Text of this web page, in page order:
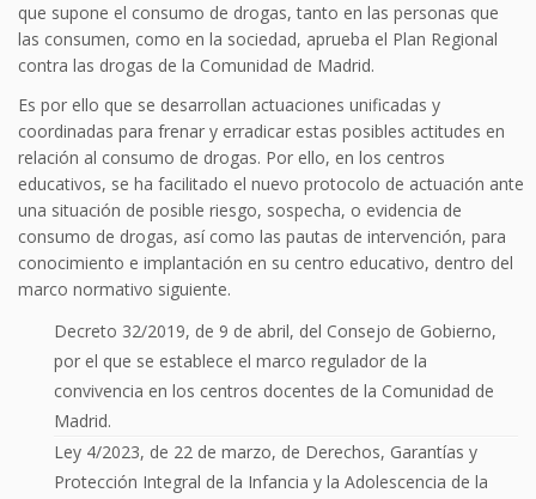
que supone el consumo de drogas, tanto en las personas que
las consumen, como en la sociedad, aprueba el Plan Regional
contra las drogas de la Comunidad de Madrid.
Es por ello que se desarrollan actuaciones unificadas y
coordinadas para frenar y erradicar estas posibles actitudes en
relación al consumo de drogas. Por ello, en los centros
educativos, se ha facilitado el nuevo protocolo de actuación ante
una situación de posible riesgo, sospecha, o evidencia de
consumo de drogas, así como las pautas de intervención, para
conocimiento e implantación en su centro educativo, dentro del
marco normativo siguiente.
Decreto 32/2019, de 9 de abril, del Consejo de Gobierno,
por el que se establece el marco regulador de la
convivencia en los centros docentes de la Comunidad de
Madrid.
Ley 4/2023, de 22 de marzo, de Derechos, Garantías y
Protección Integral de la Infancia y la Adolescencia de la